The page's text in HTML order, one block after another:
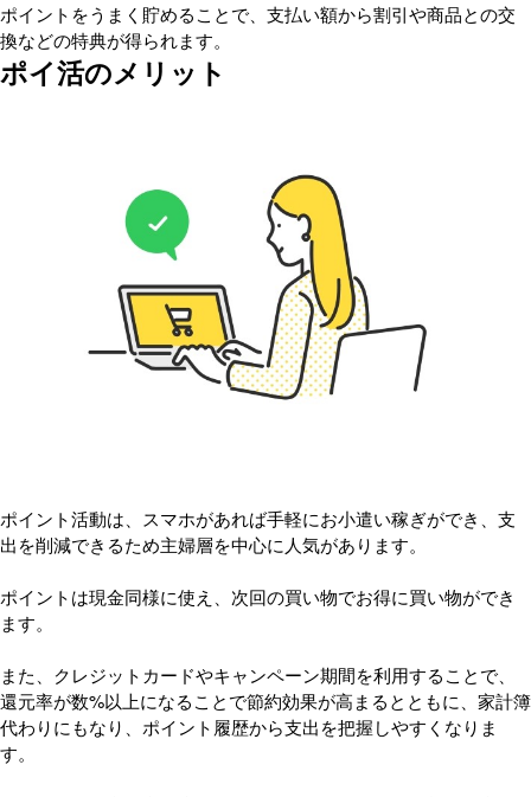
ポイントをうまく貯めることで、支払い額から割引や商品との交
換などの特典が得られます。
ポイ活のメリット
ポイント活動は、スマホがあれば手軽にお小遣い稼ぎができ、支
出を削減できるため主婦層を中心に人気があります。
ポイントは現金同様に使え、次回の買い物でお得に買い物ができ
ます。
また、クレジットカードやキャンペーン期間を利用することで、
還元率が数%以上になることで節約効果が高まるとともに、家計簿
代わりにもなり、ポイント履歴から支出を把握しやすくなりま
す。